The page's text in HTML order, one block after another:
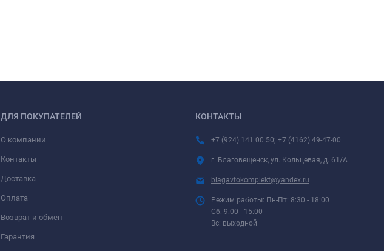
ДЛЯ ПОКУПАТЕЛЕЙ
О компании
Контакты
Доставка
Оплата
Возврат и обмен
Гарантия
КОНТАКТЫ
+7 (924) 141 00 50; +7 (4162) 49-47-00
г. Благовещенск, ул. Кольцевая, д. 61/А
blagavtokomplekt@yandex.ru
Режим работы: Пн-Пт: 8:30 - 18:00
Сб: 9:00 - 15:00
Вс: выходной